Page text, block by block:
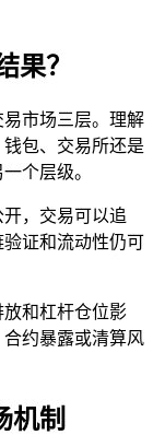
果？
市场三层。理解
包、交易所还是
个层级。
，交易可以追
证和流动性仍可
和杠杆仓位影
约暴露或清算风
机制